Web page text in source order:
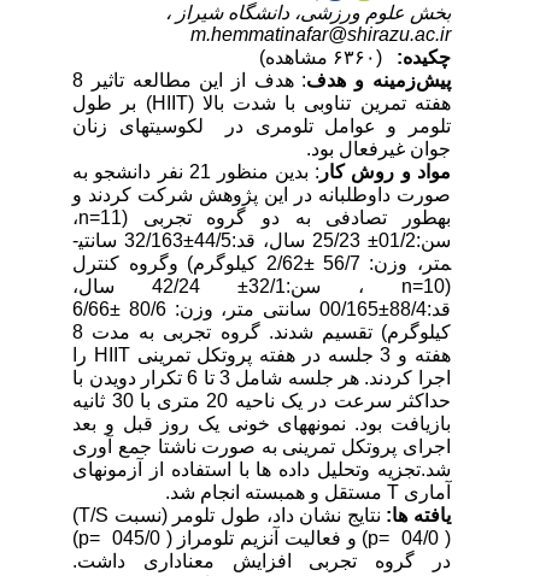
بخش علوم ورزشی، دانشگاه شیراز ،
m.hemmatinafar@shirazu.ac.ir
چکیده:
پیش‌زمینه و هدف
: هدف از این مطالعه تاثیر 8
هفته تمرین تناوبی با شدت بالا ( HIIT
) بر طول
تلومر و عوامل تلومری در لکوسیت­های زنان
جوان غیرفعال بود.
مواد و روش کار
: بدین منظور 21 نفر دانشجو به
صورت داوطلبانه در این پژوهش شرکت کردند و
­به­طور تصادفی به دو گروه تجربی (11
n=،
سن:01/2± 25/23 سال، قد:44/5±32/163 سانتی­
متر، وزن: 56/7 ±2/62 کیلوگرم) وگروه کنترل
n=
، سن:32/1± 42/24 سال،
قد:88/4±00/165 سانتی متر، وزن: 80/6 ±6/66
کیلوگرم) تقسیم شدند. گروه تجربی به مدت 8
هفته و 3 جلسه در هفته پروتکل تمرینی
HIIT
را
اجرا کردند. هر جلسه شامل 3 تا 6 تکرار دویدن با
حداکثر سرعت در یک ناحیه 20 متری با 30 ثانیه
بازیافت بود. نمونه­های خونی یک روز قبل و بعد
اجرای پروتکل تمرینی به صورت ناشتا جمع آوری
شد.تجزیه وتحلیل داده ها با استفاده از آزمونهای
آماریT مستقل و همبسته انجام شد.
یافته­ ها:نتایج نشان داد، طول تلومر (نسبتT/S
)
p=) و فعالیت آنزیم تلومراز ( 045/0 p=
)
در گروه تجربی افزایش معناداری داشت.